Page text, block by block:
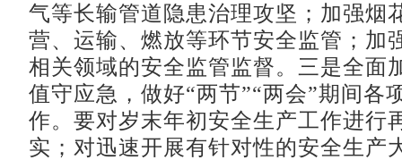
气等长输管道隐患治理攻坚；加强烟
营、运输、燃放等环节安全监管；加
相关领域的安全监管监督。三是全面
值守应急，做好“两节”“两会”期间各
作。要对岁末年初安全生产工作进行
实；对迅速开展有针对性的安全生产